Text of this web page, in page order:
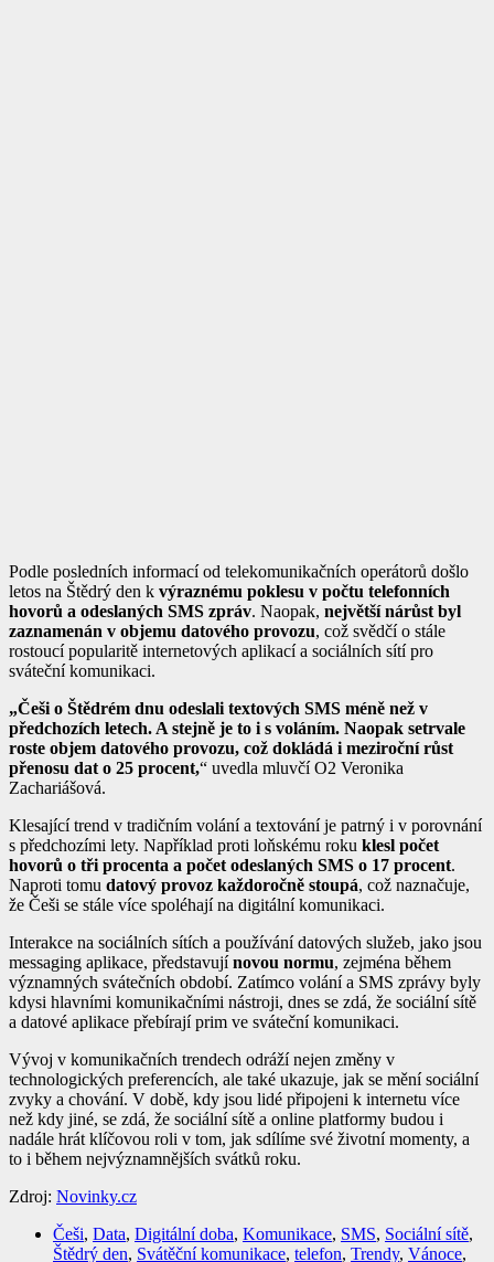
Podle posledních informací od telekomunikačních operátorů došlo
letos na Štědrý den k výraznému poklesu v počtu telefonních
hovorů a odeslaných SMS zpráv. Naopak, největší nárůst byl
zaznamenán v objemu datového provozu, což svědčí o stále
rostoucí popularitě internetových aplikací a sociálních sítí pro
sváteční komunikaci.
„Češi o Štědrém dnu odeslali textových SMS méně než v
předchozích letech. A stejně je to i s voláním. Naopak setrvale
roste objem datového provozu, což dokládá i meziroční růst
přenosu dat o 25 procent,“ uvedla mluvčí O2 Veronika
Zachariášová.
Klesající trend v tradičním volání a textování je patrný i v porovnání
s předchozími lety. Například proti loňskému roku klesl počet
hovorů o tři procenta a počet odeslaných SMS o 17 procent.
Naproti tomu datový provoz každoročně stoupá, což naznačuje,
že Češi se stále více spoléhají na digitální komunikaci.
Interakce na sociálních sítích a používání datových služeb, jako jsou
messaging aplikace, představujínovou normu, zejména během
významných svátečních období. Zatímco volání a SMS zprávy byly
kdysi hlavními komunikačními nástroji, dnes se zdá, že sociální sítě
a datové aplikace přebírají prim ve sváteční komunikaci.
Vývoj v komunikačních trendech odráží nejen změny v
technologických preferencích, ale také ukazuje, jak se mění sociální
zvyky a chování. V době, kdy jsou lidé připojeni k internetu více
než kdy jiné, se zdá, že sociální sítě a online platformy budou i
nadále hrát klíčovou roli v tom, jak sdílíme své životní momenty, a
to i během nejvýznamnějších svátků roku.
Zdroj: Novinky.cz
Češi, Data, Digitální doba, Komunikace, SMS, Sociální sítě,
Štědrý den, Svátěční komunikace, telefon, Trendy, Vánoce,